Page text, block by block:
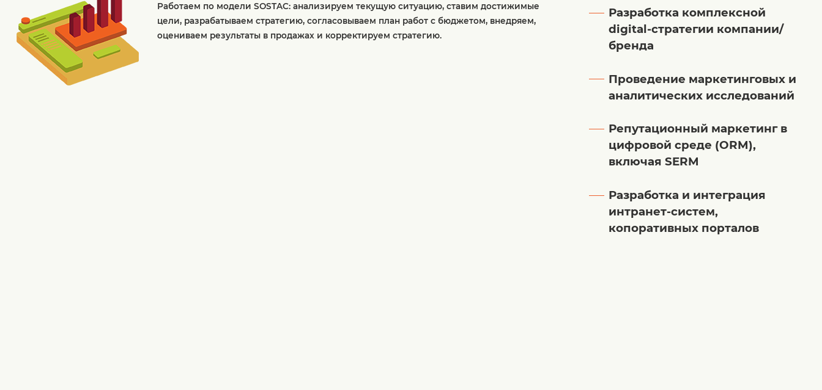
Работаем по модели SOSTAC: анализируем текущую ситуацию, ставим достижимые
цели, разрабатываем стратегию, согласовываем план работ с бюджетом, внедряем,
оцениваем результаты в продажах и корректируем стратегию.
Разработка комплексной
digital-стратегии компании/
бренда
Проведение маркетинговых и
аналитических исследований
Репутационный маркетинг в
цифровой среде (ORM),
включая SERM
Разработка и интеграция
интранет-систем,
копоративных порталов